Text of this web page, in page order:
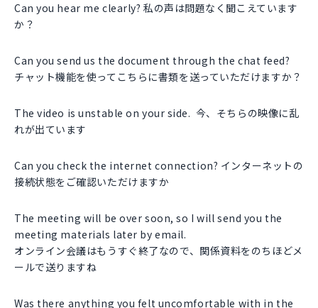
Can you hear me clearly? 私の声は問題なく聞こえています
か？
Can you send us the document through the chat feed?
チャット機能を使ってこちらに書類を送っていただけますか？
The video is unstable on your side. 今、そちらの映像に乱
れが出ています
Can you check the internet connection? インターネットの
接続状態をご確認いただけますか
The meeting will be over soon, so I will send you the
meeting materials later by email.
オンライン会議はもうすぐ終了なので、関係資料をのちほどメ
ールで送りますね
Was there anything you felt uncomfortable with in the